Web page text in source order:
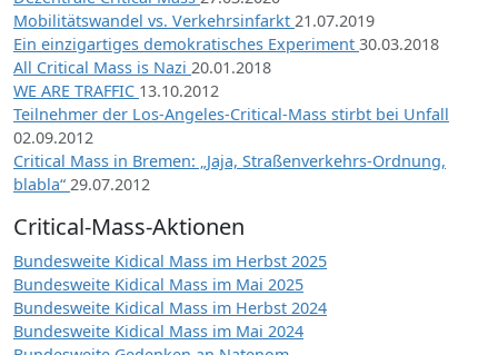
Mobilitätswandel vs. Verkehrsinfarkt 21.07.2019
Ein einzigartiges demokratisches Experiment 30.03.2018
All Critical Mass is Nazi 20.01.2018
WE ARE TRAFFIC 13.10.2012
Teilnehmer der Los-Angeles-Critical-Mass stirbt bei Unfall
02.09.2012
Critical Mass in Bremen: „Jaja, Straßenverkehrs-Ordnung,
blabla“ 29.07.2012
Critical-Mass-Aktionen
Bundesweite Kidical Mass im Herbst 2025
Bundesweite Kidical Mass im Mai 2025
Bundesweite Kidical Mass im Herbst 2024
Bundesweite Kidical Mass im Mai 2024